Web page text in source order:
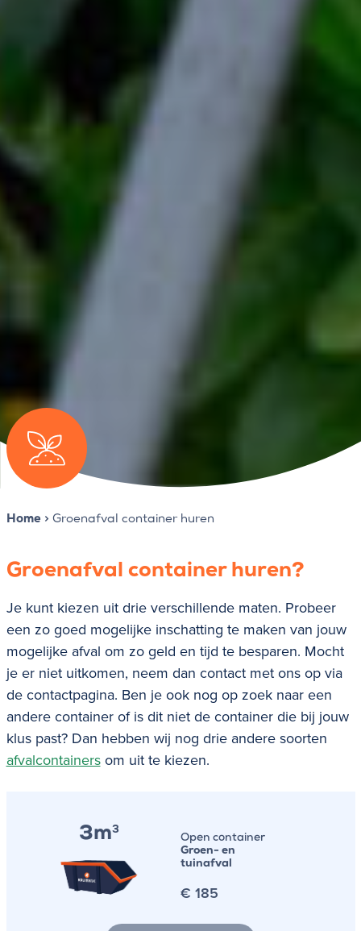
Home >Groenafval container huren
Groenafval container huren?
Je kunt kiezen uit drie verschillende maten. Probeer
een zo goed mogelijke inschatting te maken van jouw
mogelijke afval om zo geld en tijd te besparen. Mocht
je er niet uitkomen, neem dan contact met ons op via
de contactpagina. Ben je ook nog op zoek naar een
andere container of is dit niet de container die bij jouw
klus past? Dan hebben wij nog drie andere soorten
afvalcontainersom uit te kiezen.
3m3
Open container
Groen- en
tuinafval
€ 185